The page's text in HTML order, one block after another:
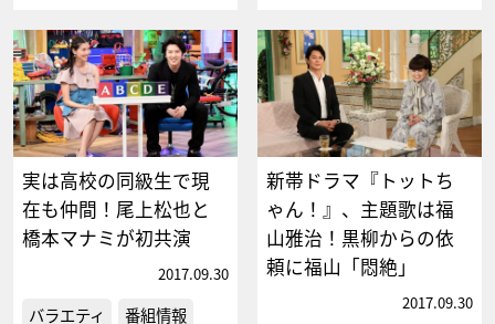
実は高校の同級生で現
在も仲間！尾上松也と
橋本マナミが初共演
2017.09.30
バラエティ 番組情報
新帯ドラマ『トットち
ゃん！』、主題歌は福
山雅治！黒柳からの依
頼に福山「悶絶」
2017.09.30